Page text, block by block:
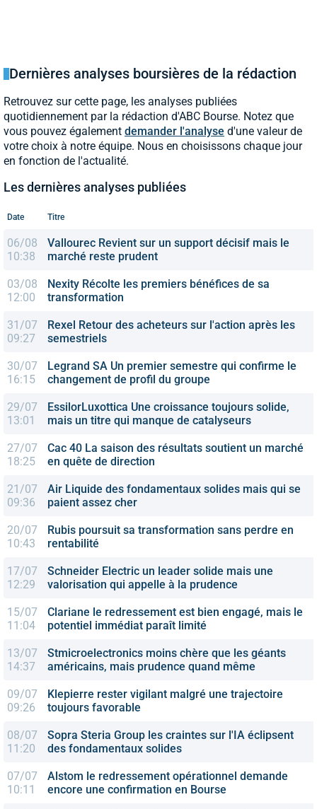
Dernières analyses boursières de la rédaction
Retrouvez sur cette page, les analyses publiées
quotidiennement par la rédaction d'ABC Bourse. Notez que
vous pouvez également demander l'analyse d'une valeur de
votre choix à notre équipe. Nous en choisissons chaque jour
en fonction de l'actualité.
Les dernières analyses publiées
Date Titre
06/08
10:38
Vallourec Revient sur un support décisif mais le
marché reste prudent
03/08
12:00
Nexity Récolte les premiers bénéfices de sa
transformation
31/07
09:27
Rexel Retour des acheteurs sur l'action après les
semestriels
30/07
16:15
Legrand SA Un premier semestre qui confirme le
changement de profil du groupe
29/07
13:01
EssilorLuxottica Une croissance toujours solide,
mais un titre qui manque de catalyseurs
27/07
18:25
Cac 40 La saison des résultats soutient un marché
en quête de direction
21/07
09:36
Air Liquide des fondamentaux solides mais qui se
paient assez cher
20/07
10:43
Rubis poursuit sa transformation sans perdre en
rentabilité
17/07
12:29
Schneider Electric un leader solide mais une
valorisation qui appelle à la prudence
15/07
11:04
Clariane le redressement est bien engagé, mais le
potentiel immédiat paraît limité
13/07
14:37
Stmicroelectronics moins chère que les géants
américains, mais prudence quand même
09/07
09:26
Klepierre rester vigilant malgré une trajectoire
toujours favorable
08/07
11:20
Sopra Steria Group les craintes sur l'IA éclipsent
des fondamentaux solides
07/07
10:11
Alstom le redressement opérationnel demande
encore une confirmation en Bourse